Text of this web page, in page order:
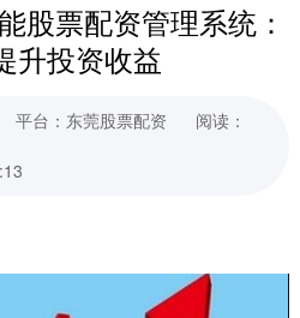
股票配资管理系统：
升投资收益
平台：东莞股票配资
阅读：